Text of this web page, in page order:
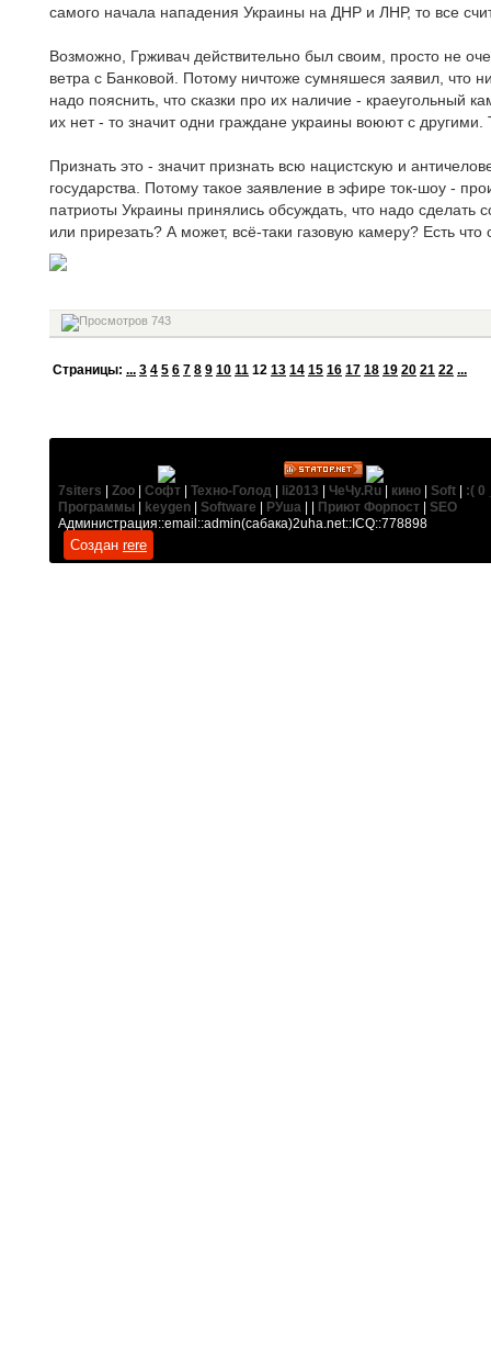
самого начала нападения Украины на ДНР и ЛНР, то все
Возможно, Грживач действительно был своим, просто не
ветра с Банковой. Потому ничтоже сумняшеся заявил, что
надо пояснить, что сказки про их наличие - краеугольный
их нет - то значит одни граждане украины воюют с другими.
Признать это - значит признать всю нацистскую и
государства. Потому такое заявление в эфире ток-шоу -
патриоты Украины принялись обсуждать, что надо сделать
или прирезать? А может, всё-таки газовую камеру? Есть
743
Cтраницы: ... 3 4 5 6 7 8 9 10 11 12 13 14 15 16 17 18 19 20 21 22 ...
7siters Zoo Софт Техно-Голод li2013 ЧеЧу.Ru кино Soft
:( 0
Программы
keygen Software РУша Приют Форпост
SEO
Администрация::email::admin(сабака)2uha.net::ICQ::778898
Создан rere